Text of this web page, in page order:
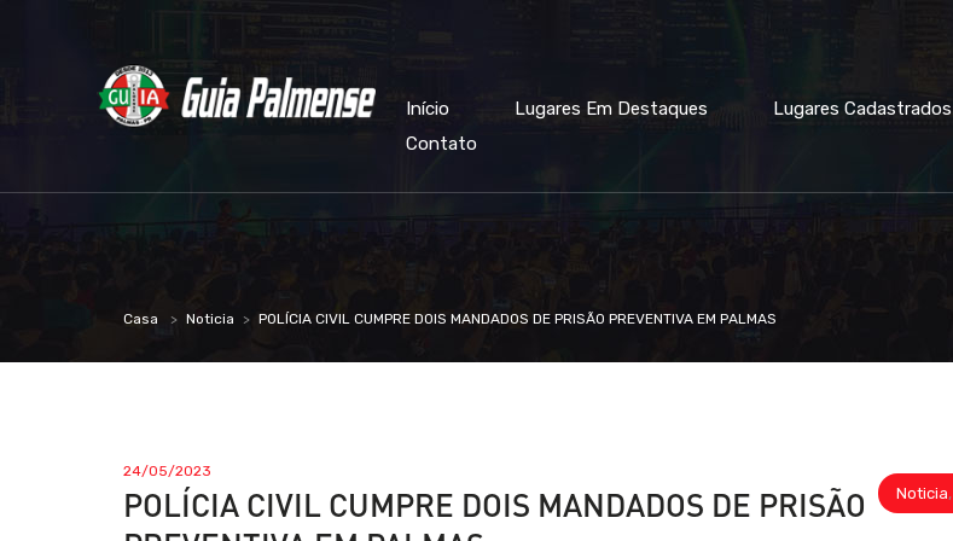
Início Lugares Em Destaques Lugares Cadastrados
Contato
Casa Noticia POLÍCIA CIVIL CUMPRE DOIS MANDADOS DE PRISÃO PREVENTIVA EM PALMAS
Noticia,
24/05/2023
POLÍCIA CIVIL CUMPRE DOIS MANDADOS DE PRISÃO